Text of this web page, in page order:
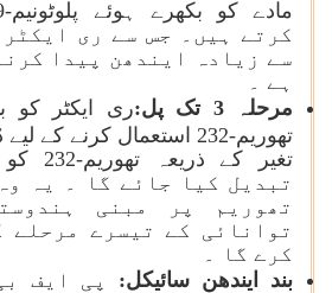
کرتے ہیں۔ جس سے ری
سے زیادہ ایندھن پیدا
ہے ۔
مرحلہ 3 تک پل:
ری ایکٹر کو
تھوریم-232 استعمال کرنے کے
تبدیل کیا جائے گا ۔ یہ
تھوریم پر مبنی
توانائی کے تیسرے مرحلے
کرے گا ۔
بند ایندھن سائیکل:
پی ایف